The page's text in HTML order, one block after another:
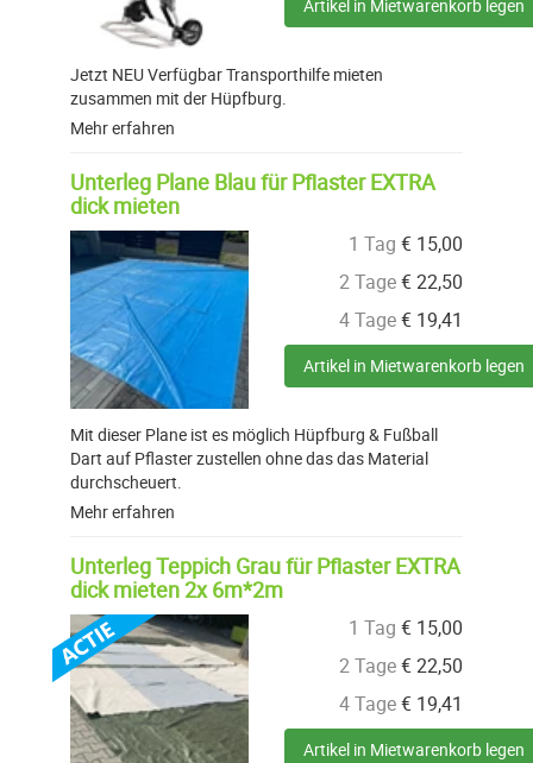
Artikel in Mietwarenkorb legen
Jetzt NEU Verfügbar Transporthilfe mieten
zusammen mit der Hüpfburg.
Mehr erfahren
Unterleg Plane Blau für Pflaster EXTRA
dick mieten
1 Tag € 15,00
2 Tage€22,50
4 Tage€ 19,41
Artikel in Mietwarenkorb legen
Mit dieser Plane ist es möglich Hüpfburg & Fußball
Dart auf Pflaster zustellen ohne das das Material
durchscheuert.
Mehr erfahren
Unterleg Teppich Grau für Pflaster EXTRA
dick mieten 2x 6m*2m
1 Tag € 15,00
2 Tage€22,50
4 Tage€ 19,41
Artikel in Mietwarenkorb legen